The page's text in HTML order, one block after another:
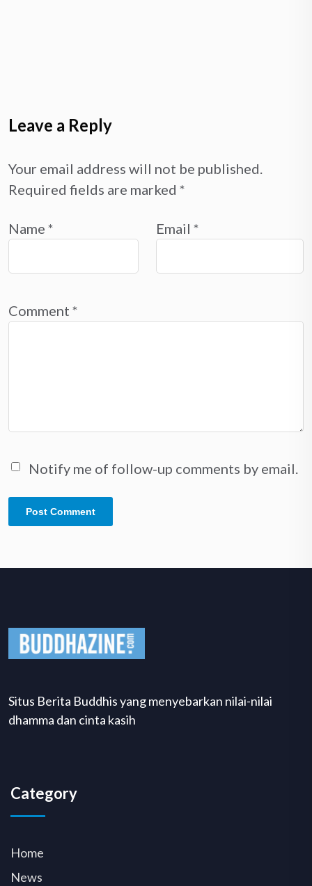
Leave a Reply
Your email address will not be published.
Required fields are marked *
Name * Email *
Comment *
Notify me of follow-up comments by email.
Situs Berita Buddhis yang menyebarkan nilai-nilai
dhamma dan cinta kasih
Category
Home
News